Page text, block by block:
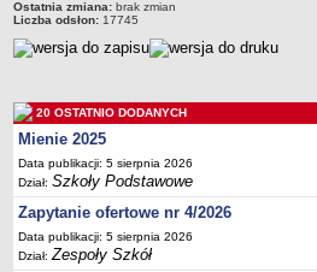
Deklaracja dostępności
PORADNIE PSYCHOLOGICZNO-PEDAGOGICZNE
BIURO FINANSÓW OŚWIATY
Dane podstawowe
Statut
Majątek
Godziny dyżurów
Ogłoszenia
Ostatnia zmiana: brak zmian
Liczba odsłon: 17745
20 OSTATNIO DODANYCH
Mienie 2025
Data publikacji: 5 sierpnia 2026
Dział:Szkoły Podstawowe
Zapytanie ofertowe nr 4/2026
Data publikacji: 5 sierpnia 2026
Dział:Zespoły Szkół